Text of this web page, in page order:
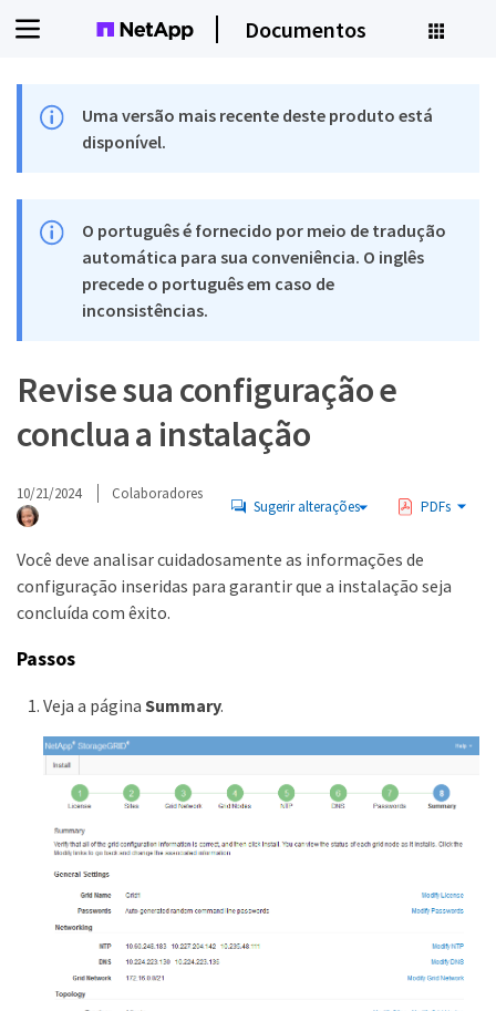
Documentos
Uma versão mais recente deste produto está
disponível.
O português é fornecido por meio de tradução
automática para sua conveniência. O inglês
precede o português em caso de
inconsistências.
Revise sua configuração e
conclua a instalação
10/21/2024 Colaboradores
Sugerir alterações PDFs
Você deve analisar cuidadosamente as informações de
configuração inseridas para garantir que a instalação seja
concluída com êxito.
Passos
Veja a página Summary.